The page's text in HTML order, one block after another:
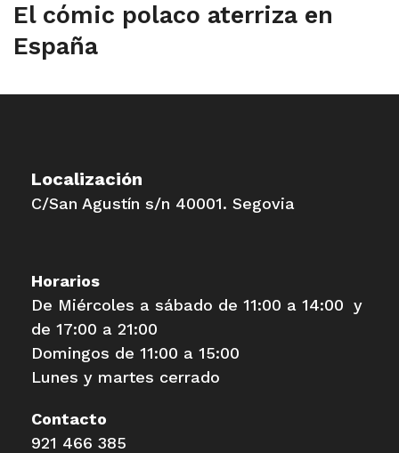
El cómic polaco aterriza en
España
Localización
C/San Agustín s/n 40001. Segovia
Horarios
De Miércoles a sábado de 11:00 a 14:00 y
de 17:00 a 21:00
Domingos de 11:00 a 15:00
Lunes y martes cerrado
Contacto
921 466 385